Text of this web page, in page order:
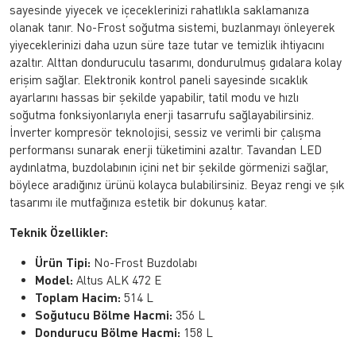
sayesinde yiyecek ve içeceklerinizi rahatlıkla saklamanıza
olanak tanır. No-Frost soğutma sistemi, buzlanmayı önleyerek
yiyeceklerinizi daha uzun süre taze tutar ve temizlik ihtiyacını
azaltır. Alttan donduruculu tasarımı, dondurulmuş gıdalara kolay
erişim sağlar. Elektronik kontrol paneli sayesinde sıcaklık
ayarlarını hassas bir şekilde yapabilir, tatil modu ve hızlı
soğutma fonksiyonlarıyla enerji tasarrufu sağlayabilirsiniz.
İnverter kompresör teknolojisi, sessiz ve verimli bir çalışma
performansı sunarak enerji tüketimini azaltır. Tavandan LED
aydınlatma, buzdolabının içini net bir şekilde görmenizi sağlar,
böylece aradığınız ürünü kolayca bulabilirsiniz. Beyaz rengi ve şık
tasarımı ile mutfağınıza estetik bir dokunuş katar.
Teknik Özellikler:
Ürün Tipi: No-Frost Buzdolabı
Model: Altus ALK 472 E
Toplam Hacim: 514 L
Soğutucu Bölme Hacmi: 356 L
Dondurucu Bölme Hacmi: 158 L